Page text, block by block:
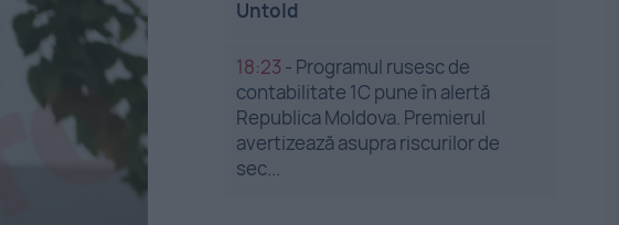
Untold
18:23 - Programul rusesc de
contabilitate 1C pune în alertă
Republica Moldova. Premierul
avertizează asupra riscurilor de
sec...